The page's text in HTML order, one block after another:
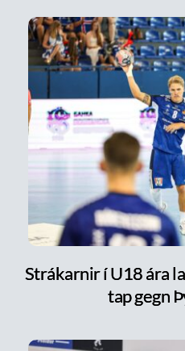
Strákarnir í U18 ára
tap gegn